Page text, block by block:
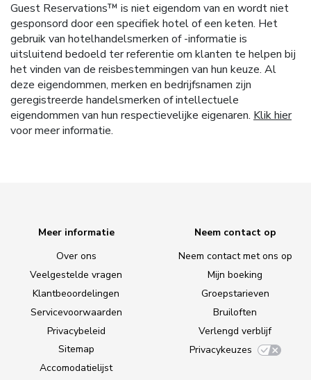
Guest Reservations™ is niet eigendom van en wordt niet
gesponsord door een specifiek hotel of een keten. Het
gebruik van hotelhandelsmerken of -informatie is
uitsluitend bedoeld ter referentie om klanten te helpen bij
het vinden van de reisbestemmingen van hun keuze. Al
deze eigendommen, merken en bedrijfsnamen zijn
geregistreerde handelsmerken of intellectuele
eigendommen van hun respectievelijke eigenaren. Klik hier
voor meer informatie.
Meer informatie
Over ons
Veelgestelde vragen
Klantbeoordelingen
Servicevoorwaarden
Privacybeleid
Sitemap
Accomodatielijst
Neem contact op
Neem contact met ons op
Mijn boeking
Groepstarieven
Bruiloften
Verlengd verblijf
Privacykeuzes